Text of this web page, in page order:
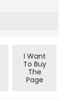
I Want
To Buy
The
Page